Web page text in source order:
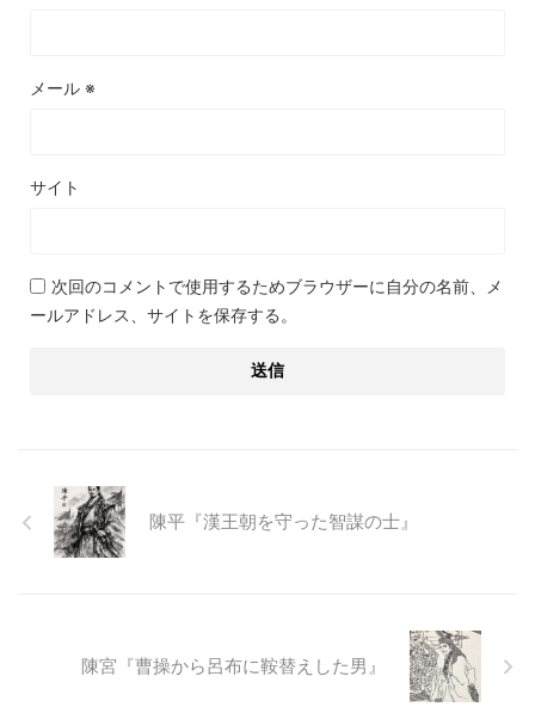
メール ※
サイト
次回のコメントで使用するためブラウザーに自分の名前、メ
ールアドレス、サイトを保存する。
陳平『漢王朝を守った智謀の士』
陳宮『曹操から呂布に鞍替えした男』